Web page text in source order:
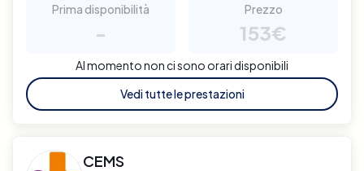
Prima disponibilità
-
Prezzo
153€
Al momento non ci sono orari disponibili
Vedi tutte le prestazioni
CEMS